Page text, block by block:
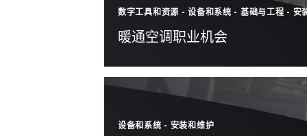
数字工具和资源 -设备和系统 - 基础与工程 - 安
暖通空调职业机会
设备和系统 - 安装和维护